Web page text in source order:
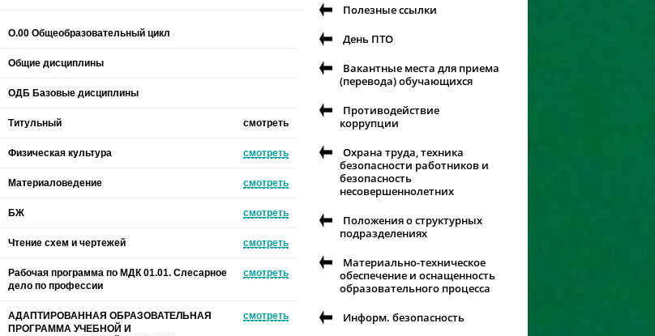
О.00 Общеобразовательный цикл
Общие дисциплины
ОДБ Базовые дисциплины
Титульный смотреть
Физическая культура смотреть
Материаловедение смотреть
БЖ смотреть
Чтение схем и чертежей смотреть
Рабочая программа по МДК 01.01. Слесарное
дело по профессии
смотреть
АДАПТИРОВАННАЯ ОБРАЗОВАТЕЛЬНАЯ
ПРОГРАММА УЧЕБНОЙ И
смотреть
Полезные ссылки
День ПТО
Вакантные места для приема
(перевода) обучающихся
Противодействие
коррупции
Охрана труда, техника
безопасности работников и
безопасность
несовершеннолетних
Положения о структурных
подразделениях
Материально-техническое
обеспечение и оснащенность
образовательного процесса
Информ. безопасность